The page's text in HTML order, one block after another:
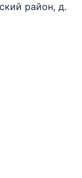
коттеджный
в
и
Один
имеется все
район, д.